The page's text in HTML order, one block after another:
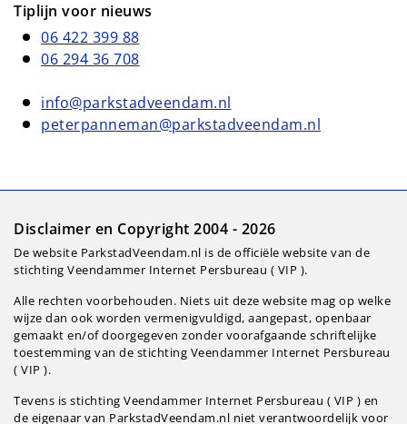
Tiplijn voor nieuws
06 422 399 88
06 294 36 708
info@parkstadveendam.nl
peterpanneman@parkstadveendam.nl
Disclaimer en Copyright 2004 - 2026
De website ParkstadVeendam.nl is de officiële website van de
stichting Veendammer Internet Persbureau ( VIP ).
Alle rechten voorbehouden. Niets uit deze website mag op welke
wijze dan ook worden vermenigvuldigd, aangepast, openbaar
gemaakt en/of doorgegeven zonder voorafgaande schriftelijke
toestemming van de stichting Veendammer Internet Persbureau
( VIP ).
Tevens is stichting Veendammer Internet Persbureau ( VIP ) en
de eigenaar van ParkstadVeendam.nl niet verantwoordelijk voor